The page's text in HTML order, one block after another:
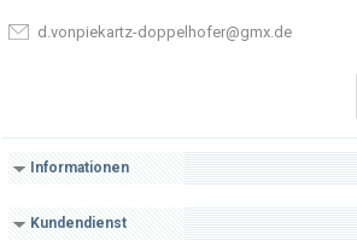
d.vonpiekartz-doppelhofer@gmx.de
Informationen
Kundendienst